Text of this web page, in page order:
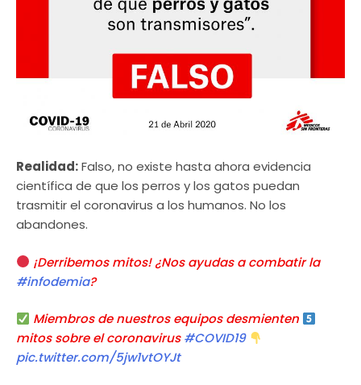
Realidad:Falso, no existe hasta ahora evidencia
científica de que los perros y los gatos puedan
trasmitir el coronavirus a los humanos. No los
abandones.
¡Derribemos mitos! ¿Nos ayudas a combatir la
#infodemia?
Miembros de nuestros equipos desmienten
mitos sobre el coronavirus#COVID19
pic.twitter.com/5jw1vtOYJt